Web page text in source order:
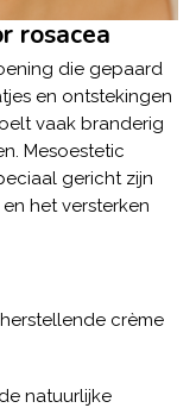
rosacea
die gepaard
en ontstekingen
vaak branderig
Mesoestetic
gericht zijn
het versterken
crème
natuurlijke